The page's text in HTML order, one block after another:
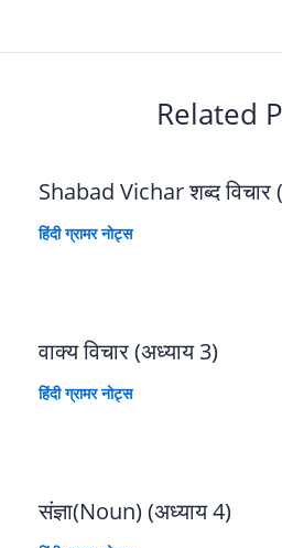
Related
Shabad Vichar शब्द विचार
हिंदी ग्रामर नोट्स
वाक्य विचार (अध्याय 3)
हिंदी ग्रामर नोट्स
संज्ञा(Noun) (अध्याय 4)